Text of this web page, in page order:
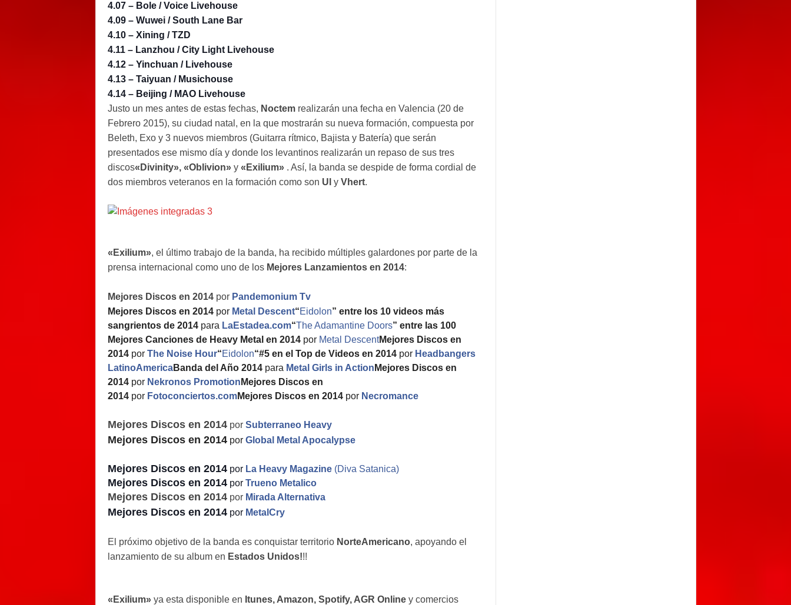
4.07 – Bole / Voice Livehouse
4.09 – Wuwei / South Lane Bar
4.10 – Xining / TZD
4.11 – Lanzhou / City Light Livehouse
4.12 – Yinchuan / Livehouse
4.13 – Taiyuan / Musichouse
4.14 – Beijing / MAO Livehouse
Justo un mes antes de estas fechas, Noctem realizarán una fecha en Valencia (20 de
Febrero 2015), su ciudad natal, en la que mostrarán su nueva formación, compuesta por
Beleth, Exo y 3 nuevos miembros (Guitarra rítmico, Bajista y Batería) que serán
presentados ese mismo día y donde los levantinos realizarán un repaso de sus tres
discos«Divinity», «Oblivion»y «Exilium». Así, la banda se despide de forma cordial de
dos miembros veteranos en la formación como son Ul y Vhert.
«Exilium», el último trabajo de la banda, ha recibido múltiples galardones por parte de la
prensa internacional como uno de los Mejores Lanzamientos en 2014:
Mejores Discos en 2014por Pandemonium Tv
Mejores Discos en 2014por Metal Descent“Eidolon” entre los 10 videos más
sangrientos de 2014para LaEstadea.com“The Adamantine Doors” entre las 100
Mejores Canciones de Heavy Metal en 2014por Metal DescentMejores Discos en
2014por The Noise Hour“Eidolon“#5 en el Top de Videos en 2014por Headbangers
LatinoAmericaBanda del Año 2014para Metal Girls in Action Mejores Discos en
2014por Nekronos Promotion Mejores Discos en
2014por Fotoconciertos.comMejores Discos en 2014por Necromance
Mejores Discos en 2014por Subterraneo Heavy
Mejores Discos en 2014por Global Metal Apocalypse
Mejores Discos en 2014por La Heavy Magazine(Diva Satanica)
Mejores Discos en 2014por Trueno Metalico
Mejores Discos en 2014por Mirada Alternativa
Mejores Discos en 2014por MetalCry
El próximo objetivo de la banda es conquistar territorio NorteAmericano, apoyando el
lanzamiento de su album en Estados Unidos!!!
«Exilium»ya esta disponible en Itunes, Amazon, Spotify, AGR Onliney comercios